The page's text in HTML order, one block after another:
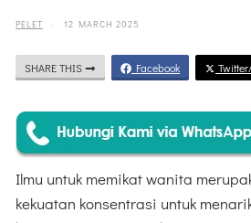
PELET · 12 MARCH 2025
SHARE THIS Facebook
Ilmu untuk memikat wanita
kekuatan konsentrasi untuk